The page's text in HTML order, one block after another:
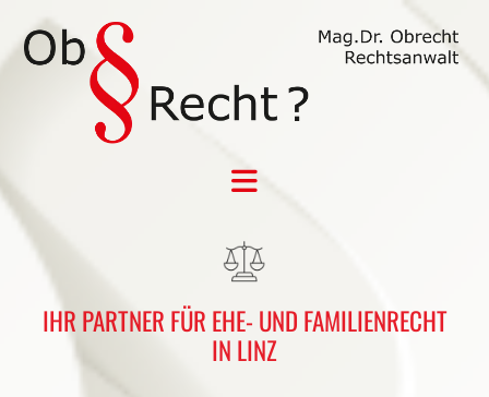
IHR PARTNER FÜR EHE- UND FAMILIENRECHT
IN LINZ